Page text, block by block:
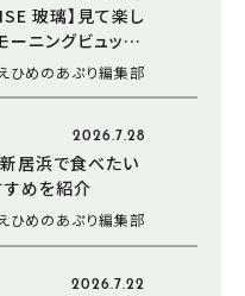
玻璃】見て楽し
ーニングビュッフ
愛媛/松山市）
えひめのあぷり編集部
2026.7.28
新居浜で食べたい
すめを紹介
えひめのあぷり編集部
2026.7.22